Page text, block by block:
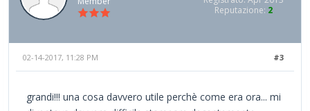
Reputazione: 2
#3
02-14-2017, 11:28 PM
grandi!!! una cosa davvero utile perchè come era ora... mi